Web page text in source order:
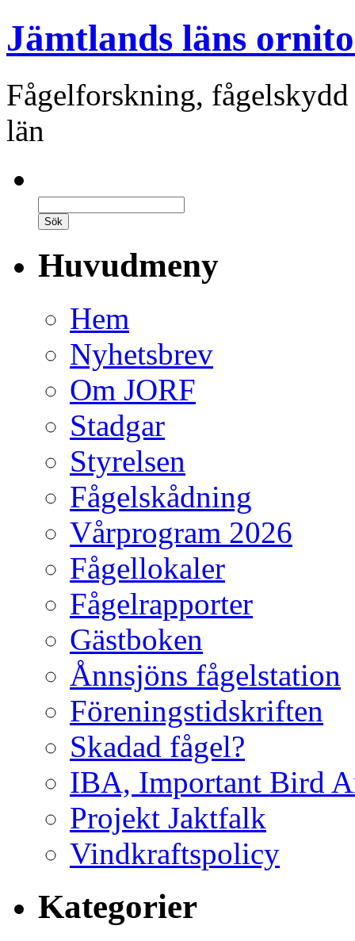
Jämtlands läns
Fågelforskning,
län
Huvudmeny
Hem
Nyhetsbrev
Om JORF
Stadgar
Styrelsen
Fågelskådning
Vårprogram 2026
Fågellokaler
Fågelrapporter
Gästboken
Ånnsjöns fågelstation
Föreningstidskriften
Skadad fågel?
IBA, Important Bird
Projekt Jaktfalk
Vindkraftspolicy
Kategorier